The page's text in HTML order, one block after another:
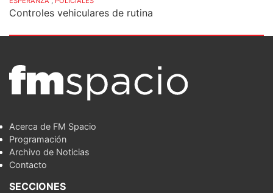
Controles vehiculares de rutina
Acerca de FM Spacio
Programación
Archivo de Noticias
Contacto
SECCIONES